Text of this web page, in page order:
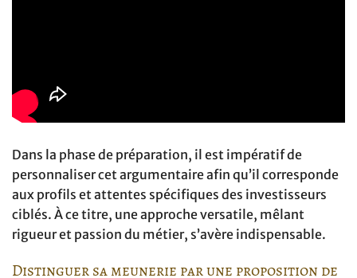
Dans la phase de préparation, il est impératif de
personnaliser cet argumentaire afin qu’il corresponde
aux profils et attentes spécifiques des investisseurs
ciblés. À ce titre, une approche versatile, mêlant
rigueur et passion du métier, s’avère indispensable.
Distinguer sa meunerie par une proposition de